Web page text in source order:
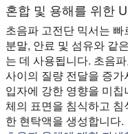
혼합 및 용해를 위한
초음파 고전단 믹서는
분말, 안료 및 섬유와 같
는 데 사용됩니다. 초음
사이의 질량 전달을 증
입자에 강한 영향을 미
체의 표면을 침식하고
한 현탁액을 생성합니다.